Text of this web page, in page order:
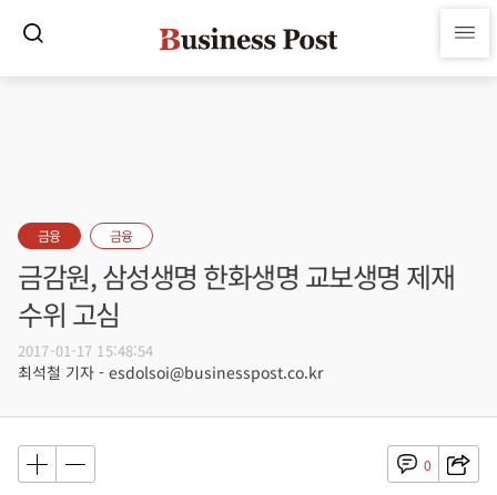
금융 금융
금감원, 삼성생명 한화생명 교보생명 제재
수위 고심
2017-01-17 15:48:54
최석철 기자 - esdolsoi@businesspost.co.kr
0